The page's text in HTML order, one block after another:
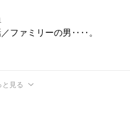
ファミリーの男‥‥。
と見る